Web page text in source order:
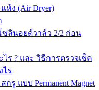
ห้ง (Air Dryer)
ซลินอยด์วาล์ว 2/2 ก่อน
ร ? และ วิธีการตรวจเช็ค
ไร
รู แบบ Permanent Magnet